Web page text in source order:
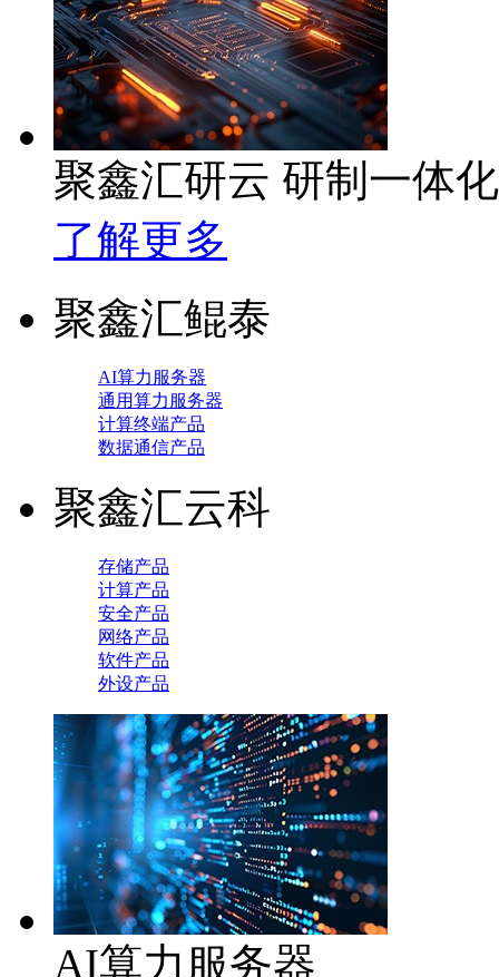
聚鑫汇研云 研制一体
了解更多
聚鑫汇鲲泰
AI算力服务器
通用算力服务器
计算终端产品
数据通信产品
聚鑫汇云科
存储产品
计算产品
安全产品
网络产品
软件产品
外设产品
AI算力服务器